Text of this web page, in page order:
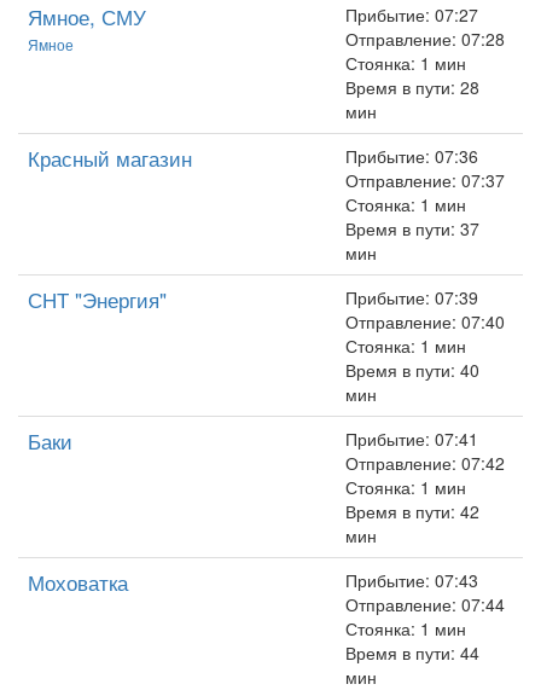
Ямное, СМУ
Ямное
Прибытие: 07:27
Отправление: 07:28
Стоянка: 1 мин
Время в пути: 28
мин
Красный магазин
Прибытие: 07:36
Отправление: 07:37
Стоянка: 1 мин
Время в пути: 37
мин
СНТ "Энергия"
Прибытие: 07:39
Отправление: 07:40
Стоянка: 1 мин
Время в пути: 40
мин
Баки
Прибытие: 07:41
Отправление: 07:42
Стоянка: 1 мин
Время в пути: 42
мин
Моховатка
Прибытие: 07:43
Отправление: 07:44
Стоянка: 1 мин
Время в пути: 44
мин